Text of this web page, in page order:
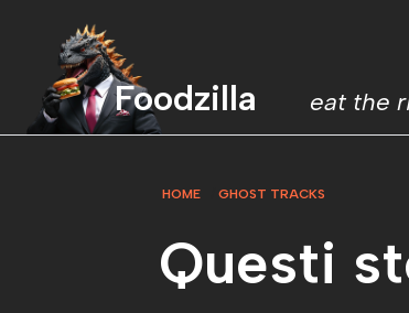
Foodzilla eat the
HOME GHOST TRACKS
Questi